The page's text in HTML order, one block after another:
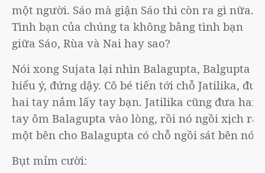
một người. Sáo mà giận Sáo thì còn ra gì nữa.
Tình bạn của chúng ta không bằng tình bạn
giữa Sáo, Rùa và Nai hay sao?
Nói xong Sujata lại nhìn Balagupta, Balgupta
hiểu ý, đứng dậy. Cô bé tiến tới chỗ Jatilika, đưa
hai tay nắm lấy tay bạn. Jatilika cũng đưa hai
tay ôm Balagupta vào lòng, rồi nó ngồi xịch ra
một bên cho Balagupta có chỗ ngồi sát bên nó.
Bụt mỉm cười: